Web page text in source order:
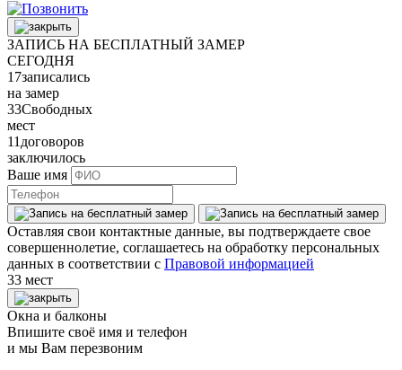
ЗАПИСЬ НА БЕСПЛАТНЫЙ ЗАМЕР
СЕГОДНЯ
17записались
на замер
33Свободных
мест
11договоров
заключилось
Ваше имя
Оставляя свои контактные данные, вы подтверждаете свое
совершеннолетие, соглашаетесь на обработку персональных
данных в соответствии с Правовой информацией
33 мест
Окна и балконы
Впишите своё имя и телефон
и мы Вам перезвоним